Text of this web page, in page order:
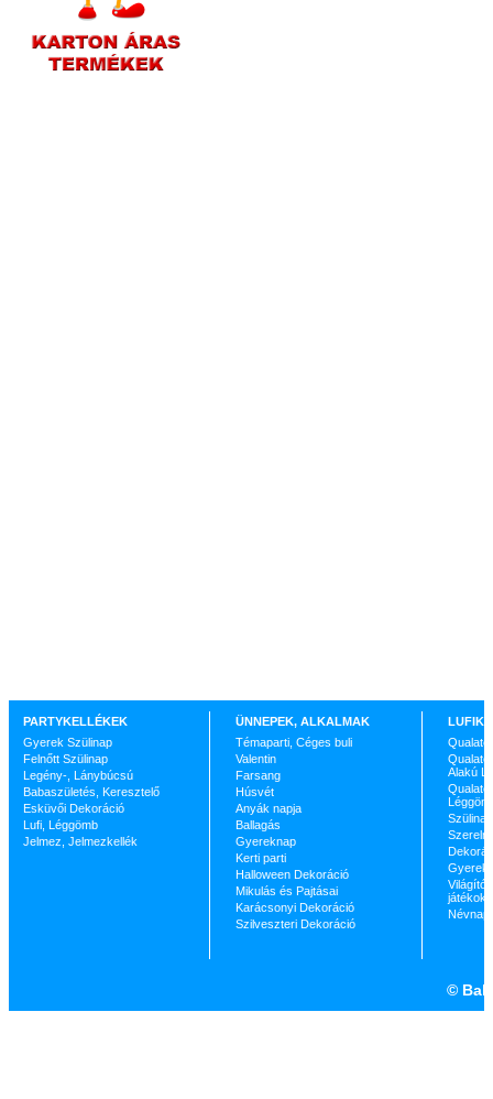
PARTYKELLÉKEK
Gyerek Szülinap
Felnőtt Szülinap
Legény-, Lánybúcsú
Babaszületés, Keresztelő
Esküvői Dekoráció
Lufi, Léggömb
Jelmez, Jelmezkellék
ÜNNEPEK, ALKALMAK
Témaparti, Céges buli
Valentin
Farsang
Húsvét
Anyák napja
Ballagás
Gyereknap
Kerti parti
Halloween Dekoráció
Mikulás és Pajtásai
Karácsonyi Dekoráció
Szilveszteri Dekoráció
LUFIK
Alakú
Világító
játékok
Névnap
©